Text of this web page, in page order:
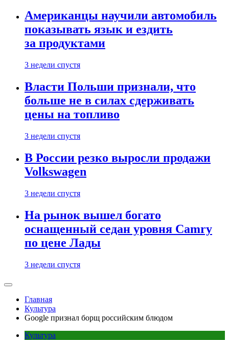
Американцы научили автомобиль
показывать язык и ездить
за продуктами
3 недели спустя
Власти Польши признали, что
больше не в силах сдерживать
цены на топливо
3 недели спустя
В России резко выросли продажи
Volkswagen
3 недели спустя
На рынок вышел богато
оснащенный седан уровня Camry
по цене Лады
3 недели спустя
Главная
Культура
Google признал борщ российским блюдом
Культура